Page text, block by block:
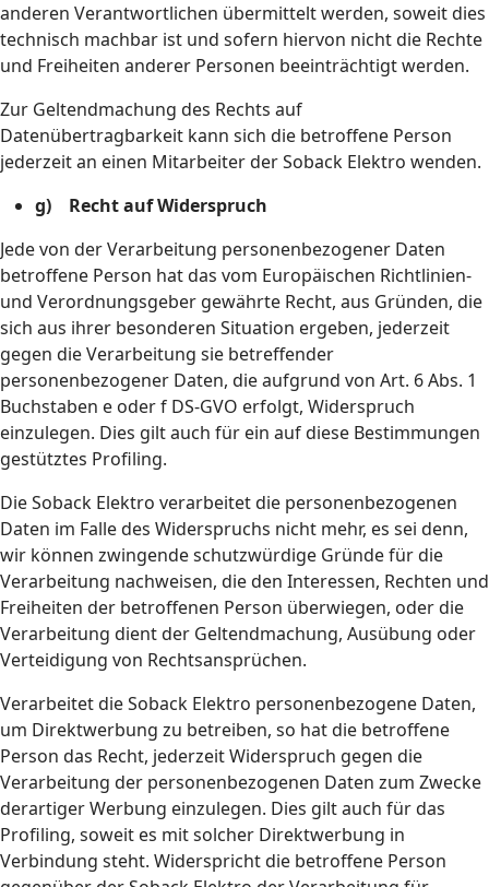
anderen Verantwortlichen übermittelt werden, soweit dies
technisch machbar ist und sofern hiervon nicht die Rechte
und Freiheiten anderer Personen beeinträchtigt werden.
Zur Geltendmachung des Rechts auf
Datenübertragbarkeit kann sich die betroffene Person
jederzeit an einen Mitarbeiter der Soback Elektro wenden.
g) Recht auf Widerspruch
Jede von der Verarbeitung personenbezogener Daten
betroffene Person hat das vom Europäischen Richtlinien-
und Verordnungsgeber gewährte Recht, aus Gründen, die
sich aus ihrer besonderen Situation ergeben, jederzeit
gegen die Verarbeitung sie betreffender
personenbezogener Daten, die aufgrund von Art. 6 Abs. 1
Buchstaben e oder f DS-GVO erfolgt, Widerspruch
einzulegen. Dies gilt auch für ein auf diese Bestimmungen
gestütztes Profiling.
Die Soback Elektro verarbeitet die personenbezogenen
Daten im Falle des Widerspruchs nicht mehr, es sei denn,
wir können zwingende schutzwürdige Gründe für die
Verarbeitung nachweisen, die den Interessen, Rechten und
Freiheiten der betroffenen Person überwiegen, oder die
Verarbeitung dient der Geltendmachung, Ausübung oder
Verteidigung von Rechtsansprüchen.
Verarbeitet die Soback Elektro personenbezogene Daten,
um Direktwerbung zu betreiben, so hat die betroffene
Person das Recht, jederzeit Widerspruch gegen die
Verarbeitung der personenbezogenen Daten zum Zwecke
derartiger Werbung einzulegen. Dies gilt auch für das
Profiling, soweit es mit solcher Direktwerbung in
Verbindung steht. Widerspricht die betroffene Person